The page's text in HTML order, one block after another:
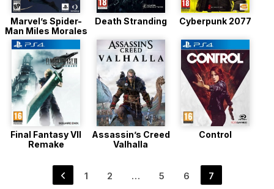
Marvel’s Spider-
Man Miles Morales
Death Stranding Cyberpunk 2077
Final Fantasy VII
Remake
Assassin’s Creed
Valhalla
Control
Navigation
Page
1 Page
2 … Page
5 Page
6 Page
7